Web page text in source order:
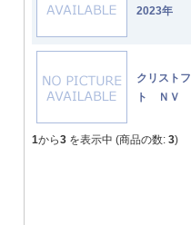
2023年
クリスト
ト ＮＶ
1から3 を表示中 (商品の数: 3)